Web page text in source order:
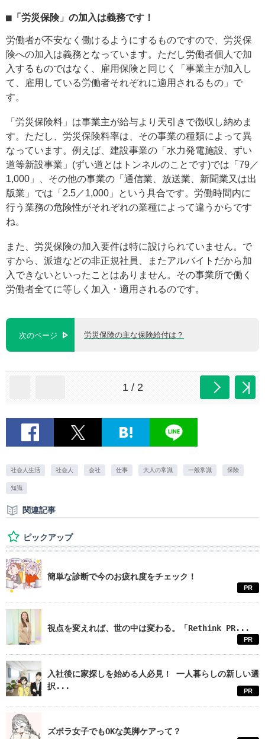
■「労災保険」の加入は義務です！
労働者が不安なく働けるようにするものですので、労災保
険への加入は義務となっています。ただし労働者個人で加
入するものではなく、雇用保険と同じく「事業主が加入し
て、雇用している労働者それぞれに適用されるもの」で
す。
「労災保険料」は事業主が給与より天引きで徴収し納めま
す。ただし、労災保険料率は、その事業の種類によって異
なっています。例えば、建設事業の「水力発電施設、ずい
道等新設事業」(ずい道とはトンネルのことです)では「79／
1,000」、その他の事業の「通信業、放送業、新聞業又は出
版業」では「2.5／1,000」という具合です。労働時間内に
行う業務の危険性がそれぞれの業種によって違うからです
ね。
また、労災保険の加入要件は特に設けられていません。で
すから、派遣などの非正規社員、またアルバイトだから加
入できないといったことはありません。その事業所で働く
労働者全てに等しく加入・適用されるのです。
次のページ 労災保険の主な保険給付は？
1 / 2
社会人生活 社会人 会社 仕事 大人の常識 一般常識 保険
知識
関連記事
ピックアップ
簡単な診断で今のお疲れ度をチェック！
PR
視点を変えれば、世の中は変わる。「Rethink PR...
PR
入社後に家探しを始める人必見！ 一人暮らしの新しい選
択...
PR
ズボラ女子でもOKな美脚ケアって？